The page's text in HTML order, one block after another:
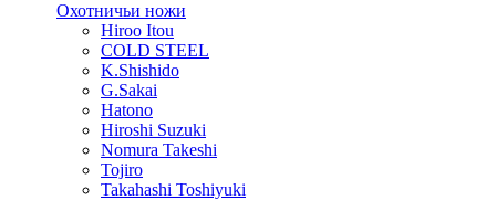
Охотничьи ножи
Hiroo Itou
COLD STEEL
K.Shishido
G.Sakai
Hatono
Hiroshi Suzuki
Nomura Takeshi
Tojiro
Takahashi Toshiyuki